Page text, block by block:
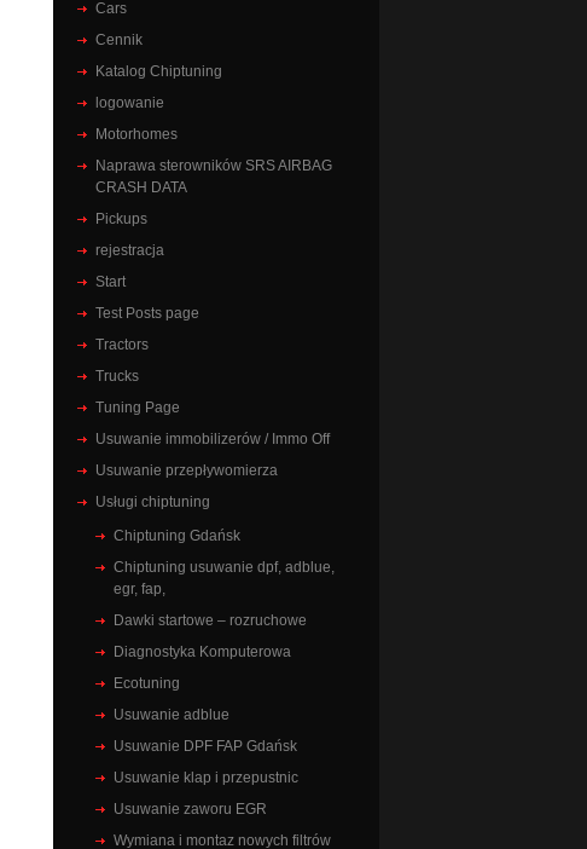
Cars
Cennik
Katalog Chiptuning
logowanie
Motorhomes
Naprawa sterowników SRS AIRBAG
CRASH DATA
Pickups
rejestracja
Start
Test Posts page
Tractors
Trucks
Tuning Page
Usuwanie immobilizerów / Immo Off
Usuwanie przepływomierza
Usługi chiptuning
Chiptuning Gdańsk
Chiptuning usuwanie dpf, adblue,
egr, fap,
Dawki startowe – rozruchowe
Diagnostyka Komputerowa
Ecotuning
Usuwanie adblue
Usuwanie DPF FAP Gdańsk
Usuwanie klap i przepustnic
Usuwanie zaworu EGR
Wymiana i montaz nowych filtrów